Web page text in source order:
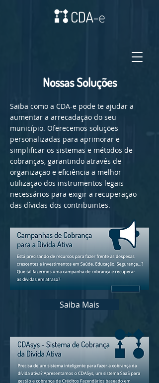
Nossas Soluções
Saiba como a CDA-e pode te ajudar a
aumentar a arrecadação do seu
município. Oferecemos soluções
personalizadas para aprimorar e
simplificar os sistemas e métodos de
cobranças, garantindo através de
organização e eficiência a melhor
utilização dos instrumentos legais
necessários para exigir a recuperação
das dívidas dos contribuintes.
Saiba Mais